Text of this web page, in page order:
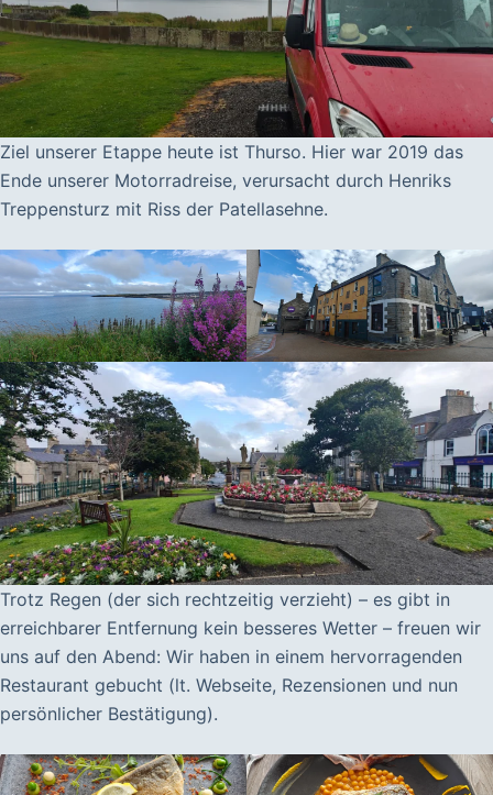
Ziel unserer Etappe heute ist Thurso. Hier war 2019 das
Ende unserer Motorradreise, verursacht durch Henriks
Treppensturz mit Riss der Patellasehne.
Trotz Regen (der sich rechtzeitig verzieht) – es gibt in
erreichbarer Entfernung kein besseres Wetter – freuen wir
uns auf den Abend: Wir haben in einem hervorragenden
Restaurant gebucht (lt. Webseite, Rezensionen und nun
persönlicher Bestätigung).